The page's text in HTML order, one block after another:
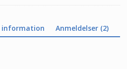
information Anmeldelser (2)